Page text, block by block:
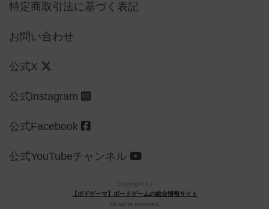
特定商取引法に基づく表記
お問い合わせ
公式X
公式instagram
公式Facebook
公式YouTubeチャンネル
Copyright (c)
【ボドゲーマ】ボードゲームの総合情報サイト
All rights reserved.